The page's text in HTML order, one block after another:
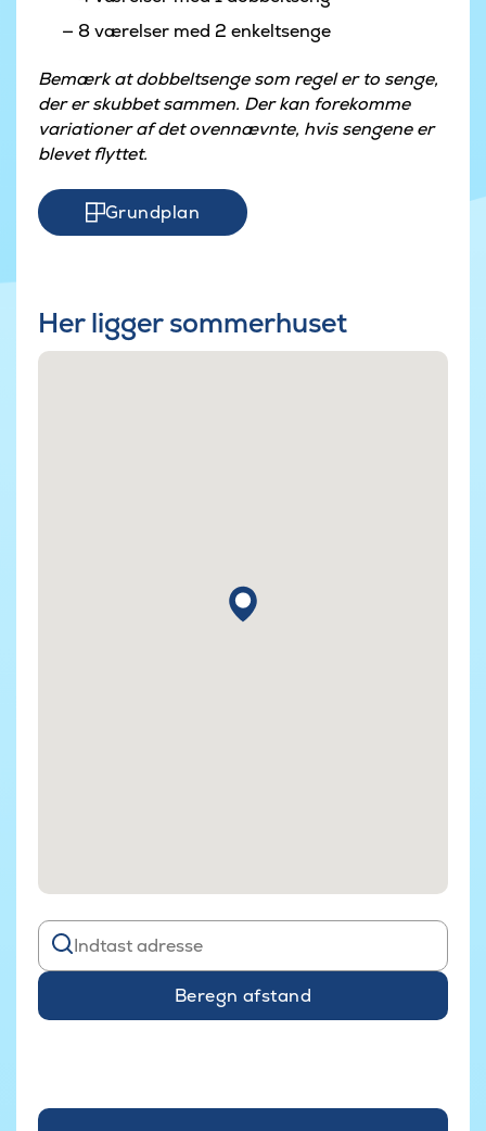
8 værelser med 2 enkeltsenge
Bemærk at dobbeltsenge som regel er to senge,
der er skubbet sammen. Der kan forekomme
variationer af det ovennævnte, hvis sengene er
blevet flyttet.
Grundplan
Her ligger sommerhuset
Beregn afstand